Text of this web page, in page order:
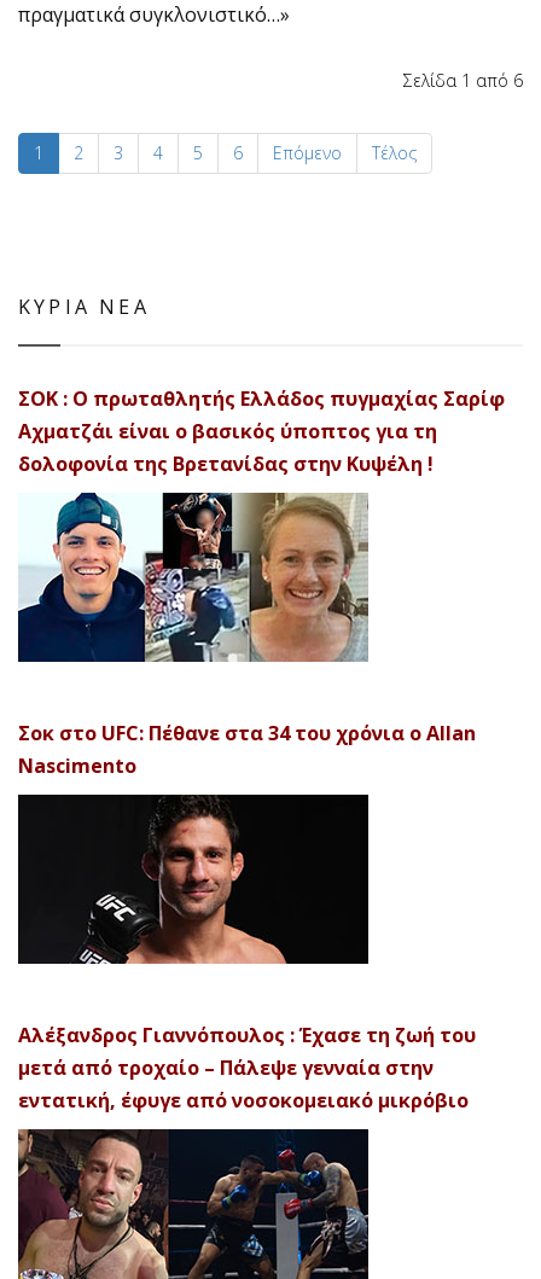
πραγματικά συγκλονιστικό…»
Σελίδα 1 από 6
1 2 3 4 5 6 Επόμενο Τέλος
ΚΥΡΙΑ ΝΕΑ
ΣΟΚ : Ο πρωταθλητής Ελλάδος πυγμαχίας Σαρίφ
Αχματζάι είναι ο βασικός ύποπτος για τη
δολοφονία της Βρετανίδας στην Κυψέλη !
Σοκ στο UFC: Πέθανε στα 34 του χρόνια ο Allan
Nascimento
Αλέξανδρος Γιαννόπουλος : Έχασε τη ζωή του
μετά από τροχαίο – Πάλεψε γενναία στην
εντατική, έφυγε από νοσοκομειακό μικρόβιο